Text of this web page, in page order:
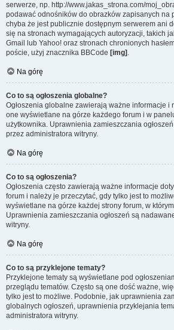
serwerze, np. http://www.jakas_strona.com/
podawać odnośników do obrazków zapisanych na
chyba że jest publicznie dostępnym serwerem ani
się na stronach wymagających autoryzacji, takich
Gmail lub Yahoo! oraz stronach chronionych
poście, użyj znacznika BBCode [img] .
Na górę
Co to są ogłoszenia globalne?
Ogłoszenia globalne zawierają ważne informacje i
one wyświetlane na górze każdego forum i w
użytkownika. Uprawnienia zamieszczania
przez administratora witryny.
Na górę
Co to są ogłoszenia?
Ogłoszenia często zawierają ważne informacje
forum i należy je przeczytać, gdy tylko jest to
wyświetlane na górze każdej strony forum, w
Uprawnienia zamieszczania ogłoszeń są
witryny.
Na górę
Co to są przyklejone tematy?
Przyklejone tematy są wyświetlane pod
przeglądu tematów. Często są one dość ważne,
tylko jest to możliwe. Podobnie, jak uprawnienia
globalnych ogłoszeń, uprawnienia przyklejania
administratora witryny.